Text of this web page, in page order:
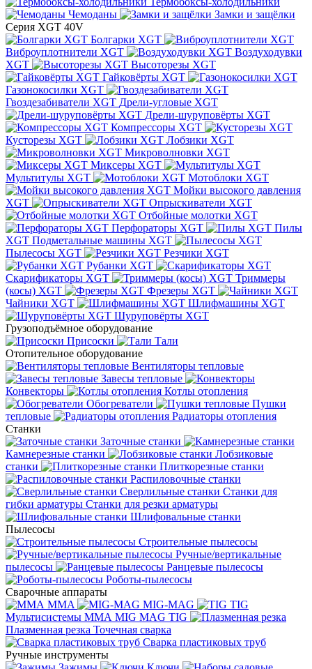
Чемоданы
Замки и защёлки
Серия XGT 40V
Болгарки XGT
Виброуплотнители XGT
Воздуходувки
XGT
Высоторезы XGT
Гайковёрты XGT
Газонокосилки XGT
Гвоздезабиватели XGT Дрели-угловые XGT
Дрели-шуруповёрты XGT
Компрессоры XGT
Кусторезы XGT
Лобзики XGT
Микроволновки XGT
Миксеры XGT
Мультитулы XGT
Мотоблоки XGT
Мойки высокого давления
XGT
Опрыскиватели XGT
Отбойные молотки XGT
Перфораторы XGT
Пилы
XGT Подметальные машины XGT
Пылесосы XGT
Резчики XGT
Рубанки XGT
Скарификаторы XGT
Триммеры
(косы) XGT
Фрезеры XGT
Чайники XGT
Шлифмашины XGT
Шуруповёрты XGT
Грузоподъёмное оборудование
Присоски
Тали
Отопительное оборудование
Вентиляторы тепловые
Завесы тепловые
Конвекторы
Котлы отопления
Обогреватели
Пушки
тепловые
Радиаторы отопления
Станки
Заточные станки
Камнерезные станки
Лобзиковые
станки
Плиткорезные станки
Распиловочные станки
Сверлильные станки Станки для
гибки арматуры Станки для резки арматуры
Шлифовальные станки
Пылесосы
Строительные пылесосы
Ручные/вертикальные
пылесосы
Ранцевые пылесосы
Роботы-пылесосы
Сварочные аппараты
MMA
MIG-MAG
TIG
Мультисистемы ММА MIG MAG TIG
Плазменная резка Точечная сварка
Cварка пластиковых труб
Ручные инструменты